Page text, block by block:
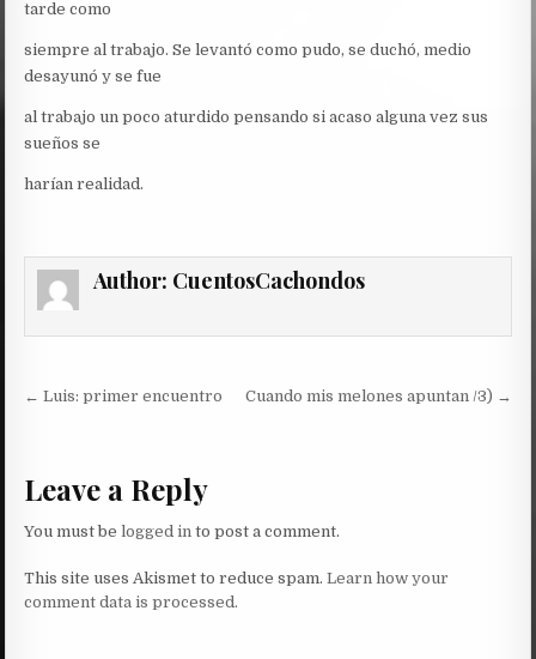
tarde como
siempre al trabajo. Se levantó como pudo, se duchó, medio
desayunó y se fue
al trabajo un poco aturdido pensando si acaso alguna vez sus
sueños se
harían realidad.
Author: CuentosCachondos
Post
← Luis: primer encuentro Cuando mis melones apuntan /3) →
Leave a Reply
You must belogged in to post a comment.
This site uses Akismet to reduce spam.Learn how your
comment data is processed.